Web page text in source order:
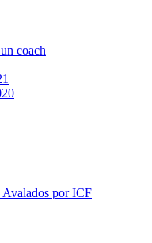
coach
Avalados por ICF